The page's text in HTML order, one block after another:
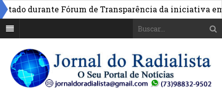
durante Fórum de Transparência da iniciativa em